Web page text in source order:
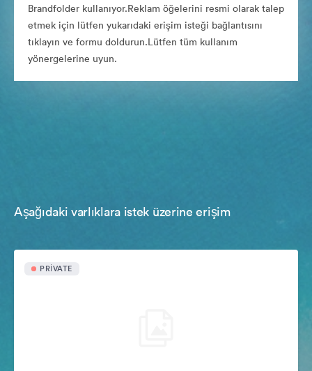
Brandfolder kullanıyor.Reklam öğelerini resmi olarak talep
etmek için lütfen yukarıdaki erişim isteği bağlantısını
tıklayın ve formu doldurun.Lütfen tüm kullanım
yönergelerine uyun.
Aşağıdaki varlıklara istek üzerine erişim
PRIVATE